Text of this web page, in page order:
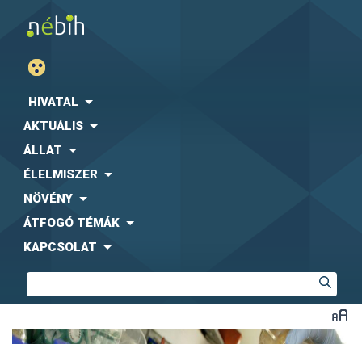
HIVATAL
AKTUÁLIS
ÁLLAT
ÉLELMISZER
NÖVÉNY
ÁTFOGÓ TÉMÁK
KAPCSOLAT